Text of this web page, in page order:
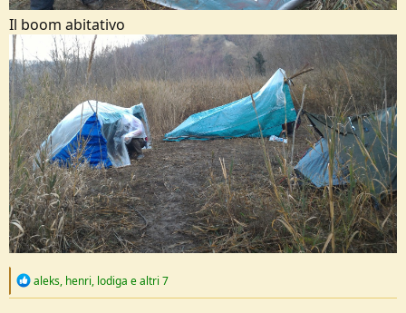
Il boom abitativo
R
aleks, henri, lodiga e altri 7